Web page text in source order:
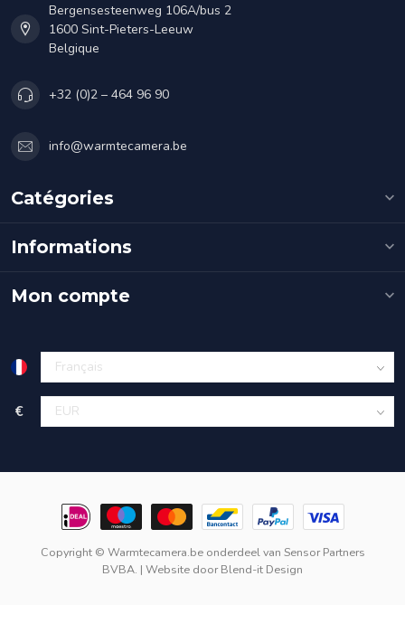
Bergensesteenweg 106A/bus 2
1600 Sint-Pieters-Leeuw
Belgique
+32 (0)2 – 464 96 90
info@warmtecamera.be
Catégories
Informations
Mon compte
€
Copyright © Warmtecamera.be onderdeel van Sensor Partners
BVBA. | Website doorBlend-it Design